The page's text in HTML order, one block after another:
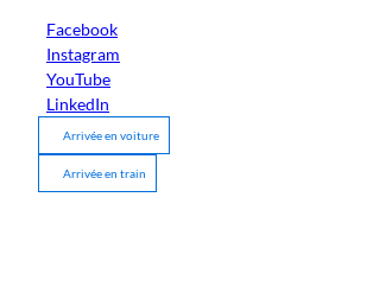
Facebook
Instagram
YouTube
LinkedIn
Arrivée en voiture
Arrivée en train